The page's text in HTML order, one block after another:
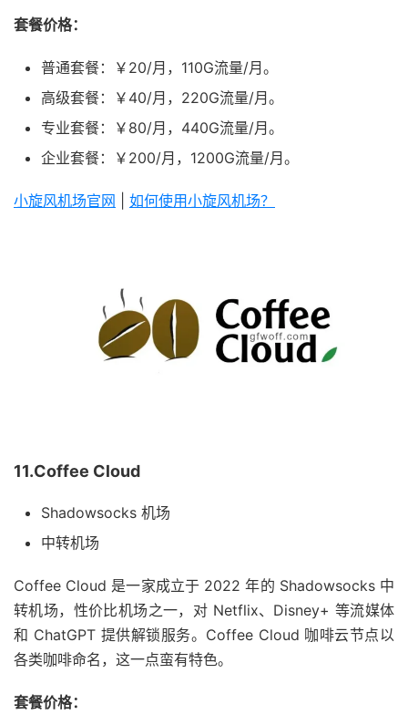
套餐价格：
普通套餐：￥20/月，110G流量/月。
高级套餐：￥40/月，220G流量/月。
专业套餐：￥80/月，440G流量/月。
企业套餐：￥200/月，1200G流量/月。
小旋风机场官网 如何使用小旋风机场？
11.Coffee Cloud
Shadowsocks 机场
中转机场
Coffee Cloud 是一家成立于 2022 年的 Shadowsocks 中
转机场，性价比机场之一，对 Netflix、Disney+ 等流媒体
和 ChatGPT 提供解锁服务。Coffee Cloud 咖啡云节点以
各类咖啡命名，这一点蛮有特色。
套餐价格：